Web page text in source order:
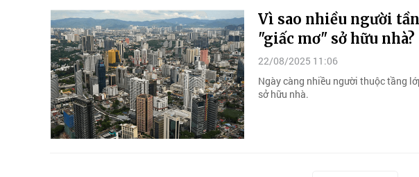
Vì sao nhiều người
"giấc mơ" sở hữu nhà?
22/08/2025 11:06
Ngày càng nhiều người thuộc tầng
sở hữu nhà.